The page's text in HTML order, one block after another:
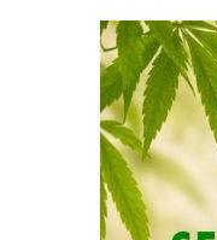
O
l
d
a
l
s
ó